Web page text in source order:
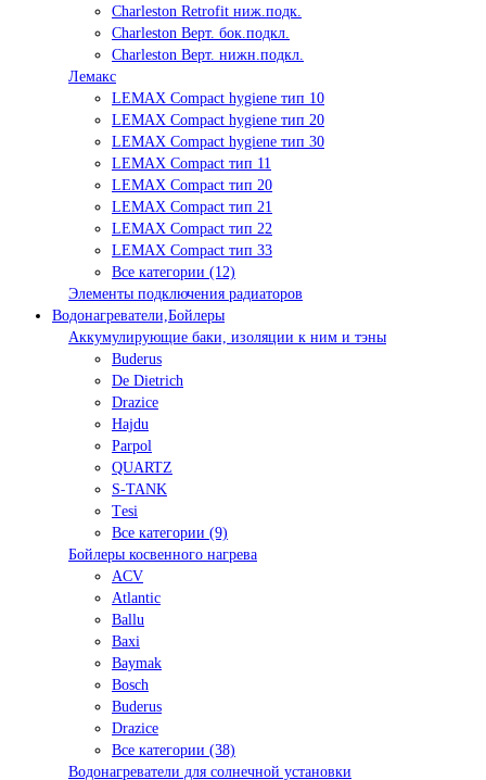
Charleston Retrofit ниж.подк.
Charleston Верт. бок.подкл.
Charleston Верт. нижн.подкл.
Лемакс
LEMAX Compact hygiene тип 10
LEMAX Compact hygiene тип 20
LEMAX Compact hygiene тип 30
LEMAX Compact тип 11
LEMAX Compact тип 20
LEMAX Compact тип 21
LEMAX Compact тип 22
LEMAX Compact тип 33
Все категории (12)
Элементы подключения радиаторов
Водонагреватели,Бойлеры
Аккумулирующие баки, изоляции к ним и тэны
Buderus
De Dietrich
Drazice
Hajdu
Parpol
QUARTZ
S-TANK
Tеsi
Все категории (9)
Бойлеры косвенного нагрева
ACV
Atlantic
Ballu
Baxi
Baymak
Bosch
Buderus
Drazice
Все категории (38)
Водонагреватели для солнечной установки